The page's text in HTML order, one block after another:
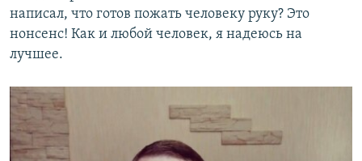
написал, что готов пожать человеку руку? Это
нонсенс! Как и любой человек, я надеюсь на
лучшее.